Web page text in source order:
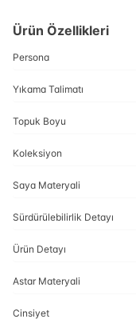
Ürün Özellikleri
Persona
Yıkama Talimatı
Topuk Boyu
Koleksiyon
Saya Materyali
Sürdürülebilirlik Detayı
Ürün Detayı
Astar Materyali
Cinsiyet